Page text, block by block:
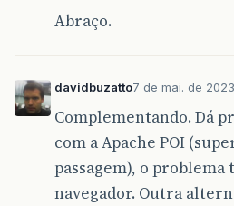
Abraço.
davidbuzatto7 de mai. de 2023
Complementando. Dá
com a Apache POI
passagem), o problema
navegador. Outra